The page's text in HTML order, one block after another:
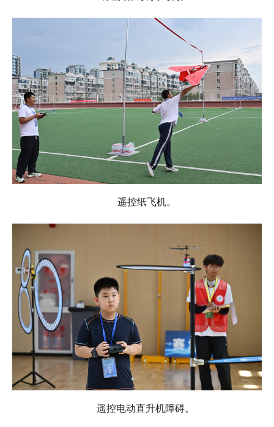
遥控纸飞机。
遥控电动直升机障碍。